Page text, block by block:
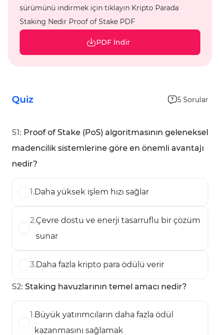
sürümünü indirmek için tıklayın Kripto Parada
Staking Nedir Proof of Stake PDF
PDF İndir
Quiz 5 Sorular
S1: Proof of Stake (PoS) algoritmasının geleneksel
madencilik sistemlerine göre en önemli avantajı
nedir?
1.Daha yüksek işlem hızı sağlar
2.Çevre dostu ve enerji tasarruflu bir çözüm
sunar
3.Daha fazla kripto para ödülü verir
S2: Staking havuzlarının temel amacı nedir?
1.Büyük yatırımcıların daha fazla ödül
kazanmasını sağlamak